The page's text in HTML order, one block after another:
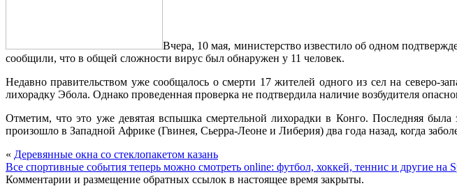
Вчера, 10 мая, министерство известило об одном
сообщили, что в общей сложности вирус был обнаружен у 11 человек.
Недавно правительством уже сообщалось о смерти 17 жителей одного из сел на северо-
лихорадку Эбола. Однако проведенная проверка не подтвердила наличие возбудителя
Отметим, что это уже девятая вспышка смертельной лихорадки в Конго. Последняя
произошло в Западной Африке (Гвинея, Сьерра-Леоне и Либерия) два года назад, когда
« Деревянные окна со стеклопакетом казань
Все спортивные события теперь можно смотреть online: футбол, хоккей, теннис и другие на
Комментарии и размещение обратных ссылок в настоящее время закрыты.